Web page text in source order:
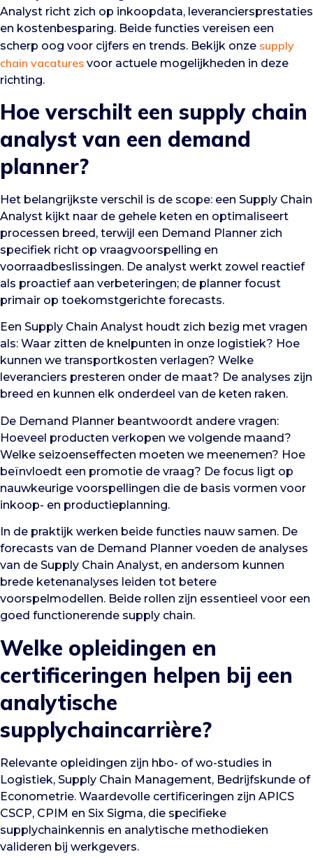
Analyst richt zich op inkoopdata, leveranciersprestaties
en kostenbesparing. Beide functies vereisen een
scherp oog voor cijfers en trends. Bekijk onze supply
chain vacatures voor actuele mogelijkheden in deze
richting.
Hoe verschilt een supply chain
analyst van een demand
planner?
Het belangrijkste verschil is de scope: een Supply Chain
Analyst kijkt naar de gehele keten en optimaliseert
processen breed, terwijl een Demand Planner zich
specifiek richt op vraagvoorspelling en
voorraadbeslissingen. De analyst werkt zowel reactief
als proactief aan verbeteringen; de planner focust
primair op toekomstgerichte forecasts.
Een Supply Chain Analyst houdt zich bezig met vragen
als: Waar zitten de knelpunten in onze logistiek? Hoe
kunnen we transportkosten verlagen? Welke
leveranciers presteren onder de maat? De analyses zijn
breed en kunnen elk onderdeel van de keten raken.
De Demand Planner beantwoordt andere vragen:
Hoeveel producten verkopen we volgende maand?
Welke seizoenseffecten moeten we meenemen? Hoe
beïnvloedt een promotie de vraag? De focus ligt op
nauwkeurige voorspellingen die de basis vormen voor
inkoop- en productieplanning.
In de praktijk werken beide functies nauw samen. De
forecasts van de Demand Planner voeden de analyses
van de Supply Chain Analyst, en andersom kunnen
brede ketenanalyses leiden tot betere
voorspelmodellen. Beide rollen zijn essentieel voor een
goed functionerende supply chain.
Welke opleidingen en
certificeringen helpen bij een
analytische
supplychaincarrière?
Relevante opleidingen zijn hbo- of wo-studies in
Logistiek, Supply Chain Management, Bedrijfskunde of
Econometrie. Waardevolle certificeringen zijn APICS
CSCP, CPIM en Six Sigma, die specifieke
supplychainkennis en analytische methodieken
valideren bij werkgevers.